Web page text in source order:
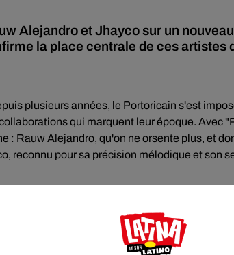
Alejandro et Jhayco sur un
la place centrale de ces artistes
plusieurs années, le Portoricain s'est
qui marquent leur époque. Avec
: Rauw Alejandro, qu'on ne orsente plus, et
reconnu pour sa précision mélodique et son
loin de l'effet "tape à l'oeil "et "bling bling"
de Tainy, sur laquelle les deux
et naturelle, tandis que Jhayco tranche
alchimie construite, pensée pour durer.